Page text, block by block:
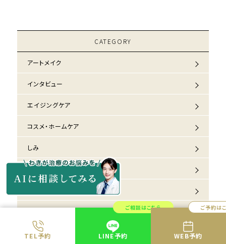
TEL予約
ご相談はこちら
LINE予約
ご予約は
WEB予約
CATEGORY
アートメイク
インタビュー
エイジングケア
コスメ・ホームケア
しみ
しわ・たるみ
ほくろ